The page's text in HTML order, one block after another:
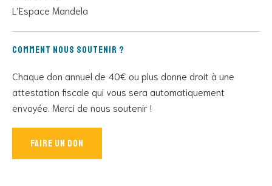
L’Espace Mandela
Comment nous soutenir ?
Chaque don annuel de 40€ ou plus donne droit à une
attestation fiscale qui vous sera automatiquement
envoyée. Merci de nous soutenir !
Faire un don